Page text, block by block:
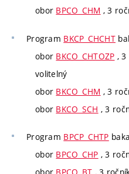
obor BPCO_CHM , 3
Program BKCP_CHCHT
obor BKCO_CHTOZP ,
volitelný
obor BKCO_CHM , 3
obor BKCO_SCH , 3
Program BPCP_CHTP
obor BPCO_CHP , 3